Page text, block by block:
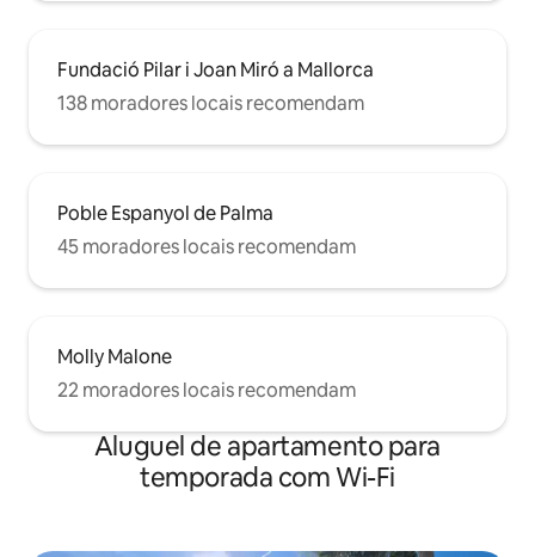
Fundació Pilar i Joan Miró a Mallorca
138 moradores locais recomendam
Poble Espanyol de Palma
45 moradores locais recomendam
Molly Malone
22 moradores locais recomendam
Aluguel de apartamento para
temporada com Wi-Fi